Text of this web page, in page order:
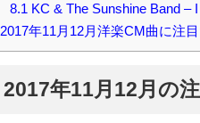
8.1 KC & The Sunshine Band –
2017年11月12月洋楽CM曲に注
2017年11月12月の